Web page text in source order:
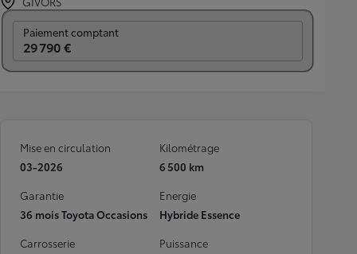
Paiement comptant
29 790 €
Mise en circulation
03-2026
Kilométrage
6 500 km
Garantie
36 mois Toyota Occasions
Energie
Hybride Essence
Carrosserie
Puissance